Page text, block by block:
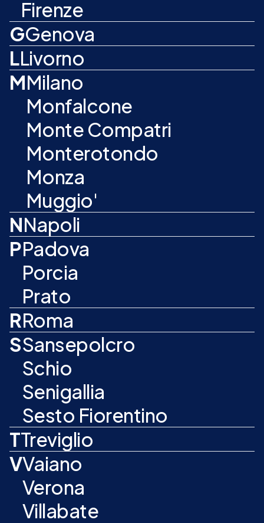
Firenze
GGenova
LLivorno
MMilano
Monfalcone
Monte Compatri
Monterotondo
Monza
Muggio'
NNapoli
PPadova
Porcia
Prato
RRoma
SSansepolcro
Schio
Senigallia
Sesto Fiorentino
TTreviglio
VVaiano
Verona
Villabate